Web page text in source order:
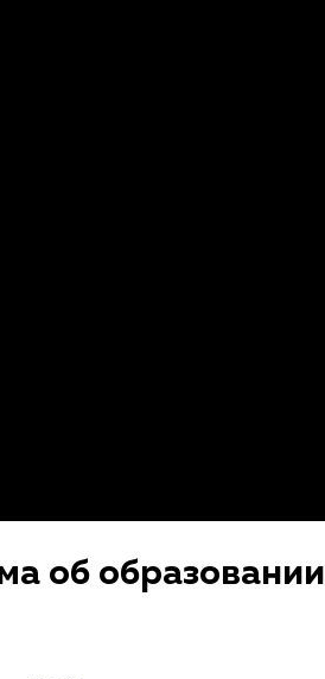
об образовании